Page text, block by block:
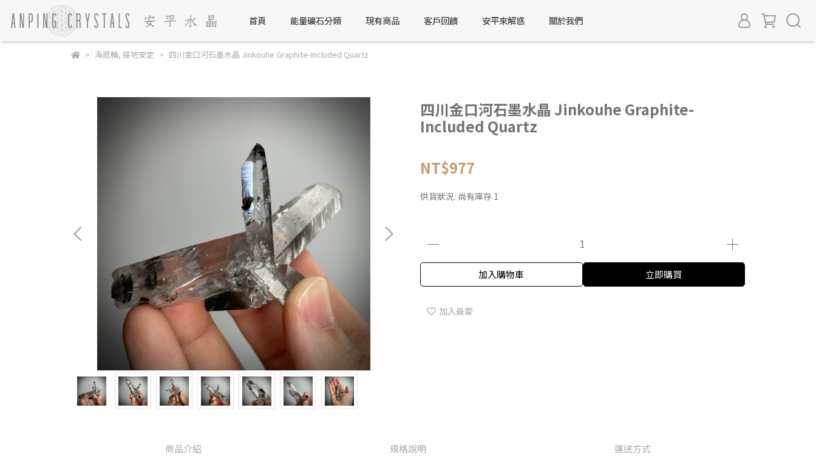
首頁 能量礦石分類 現有商品 客戶回饋 安平來解惑 關於我們
海底輪, 接地安定 四川金口河石墨水晶 Jinkouhe Graphite-Included Quartz
四川金口河石墨水晶 Jinkouhe Graphite-
Included Quartz
NT$977
供貨狀況: 尚有庫存 1
加入購物車 立即購買
加入最愛
商品介紹 規格說明 運送方式